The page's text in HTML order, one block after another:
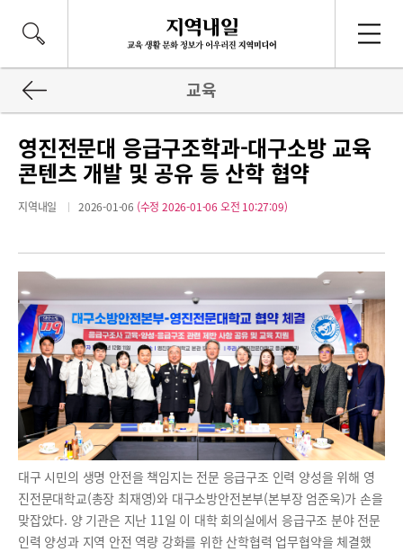
교육
영진전문대 응급구조학과-대구소방 교육
콘텐츠 개발 및 공유 등 산학 협약
지역내일 2026-01-06 (수정 2026-01-06 오전 10:27:09)
대구 시민의 생명 안전을 책임지는 전문 응급구조 인력 양성을 위해 영
진전문대학교(총장 최재영)와 대구소방안전본부(본부장 엄준욱)가 손을
맞잡았다. 양 기관은 지난 11일 이 대학 회의실에서 응급구조 분야 전문
인력 양성과 지역 안전 역량 강화를 위한 산학협력 업무협약을 체결했